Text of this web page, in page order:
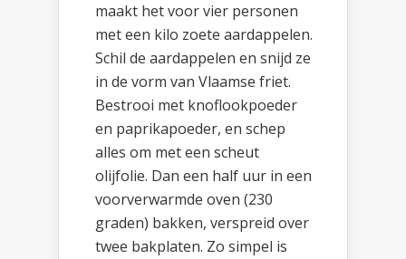
maakt het voor vier personen
met een kilo zoete aardappelen.
Schil de aardappelen en snijd ze
in de vorm van Vlaamse friet.
Bestrooi met knoflookpoeder
en paprikapoeder, en schep
alles om met een scheut
olijfolie. Dan een half uur in een
voorverwarmde oven (230
graden) bakken, verspreid over
twee bakplaten. Zo simpel is